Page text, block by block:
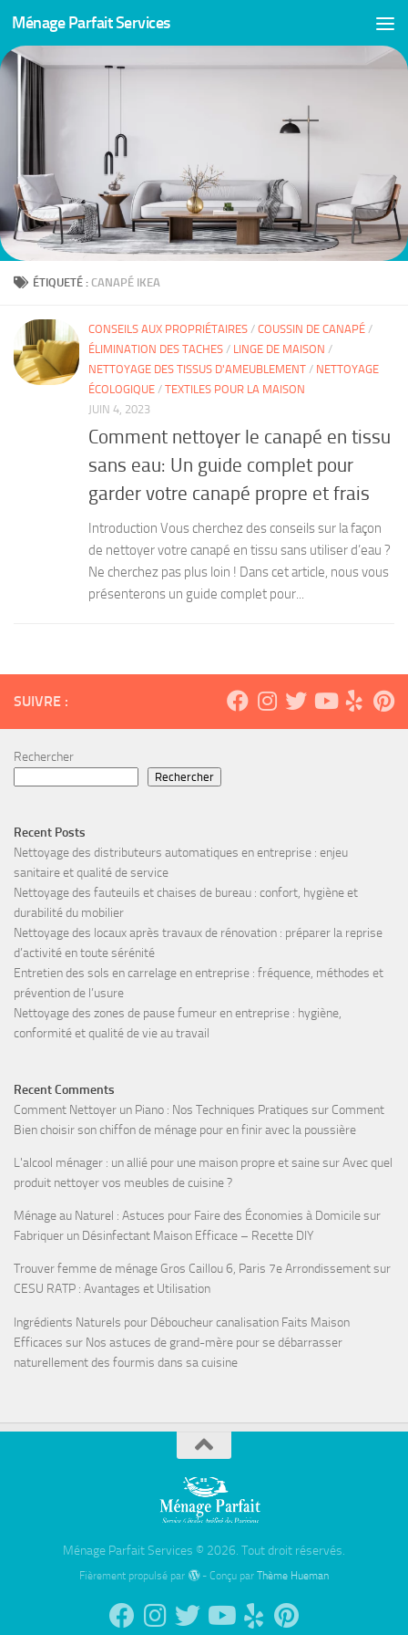
Skip to content
Ménage Parfait Services
ÉTIQUETÉ :CANAPÉ IKEA
CONSEILS AUX PROPRIÉTAIRES / COUSSIN DE CANAPÉ /
ÉLIMINATION DES TACHES / LINGE DE MAISON /
NETTOYAGE DES TISSUS D'AMEUBLEMENT / NETTOYAGE
ÉCOLOGIQUE / TEXTILES POUR LA MAISON
JUIN 4, 2023
Comment nettoyer le canapé en tissu
sans eau: Un guide complet pour
garder votre canapé propre et frais
Introduction Vous cherchez des conseils sur la façon
de nettoyer votre canapé en tissu sans utiliser d’eau ?
Ne cherchez pas plus loin ! Dans cet article, nous vous
présenterons un guide complet pour...
SUIVRE :
Rechercher
Rechercher
Recent Posts
Nettoyage des distributeurs automatiques en entreprise : enjeu
sanitaire et qualité de service
Nettoyage des fauteuils et chaises de bureau : confort, hygiène et
durabilité du mobilier
Nettoyage des locaux après travaux de rénovation : préparer la reprise
d’activité en toute sérénité
Entretien des sols en carrelage en entreprise : fréquence, méthodes et
prévention de l’usure
Nettoyage des zones de pause fumeur en entreprise : hygiène,
conformité et qualité de vie au travail
Recent Comments
Comment Nettoyer un Piano : Nos Techniques Pratiques sur Comment
Bien choisir son chiffon de ménage pour en finir avec la poussière
L'alcool ménager : un allié pour une maison propre et sainesurAvec quel
produit nettoyer vos meubles de cuisine ?
Ménage au Naturel : Astuces pour Faire des Économies à Domicilesur
Fabriquer un Désinfectant Maison Efficace – Recette DIY
Trouver femme de ménage Gros Caillou 6, Paris 7e Arrondissementsur
CESU RATP : Avantages et Utilisation
Ingrédients Naturels pour Déboucheur canalisation Faits Maison
Efficaces sur Nos astuces de grand-mère pour se débarrasser
naturellement des fourmis dans sa cuisine
Ménage Parfait Services © 2026. Tout droit réservés.
Fièrement propulsé par - Conçu par Thème Hueman